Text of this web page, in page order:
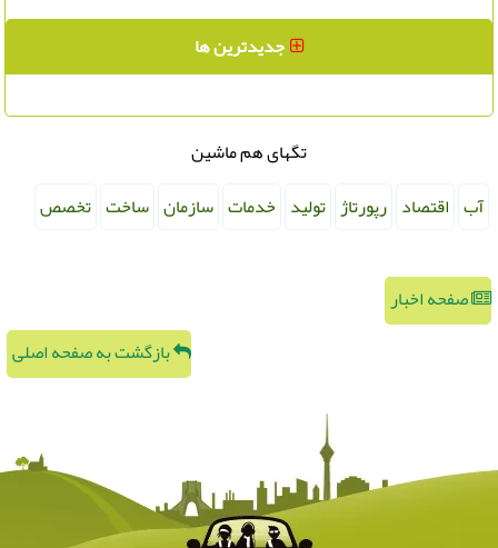
جدیدترین ها
تگهای هم ماشین
آب
اقتصاد رپورتاژ تولید خدمات سازمان ساخت تخصص
صفحه اخبار
بازگشت به صفحه اصلی